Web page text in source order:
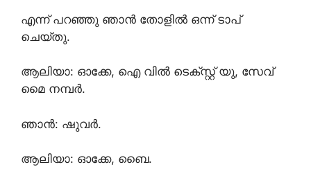
എന്ന് പറഞ്ഞു ഞാൻ തോളിൽ ഒന്ന് ടാപ്
ചെയ്തു.
ആലിയാ: ഓക്കേ, ഐ വിൽ ടെക്സ്റ്റ്‌ യു, സേവ്
മൈ നമ്പർ.
ഞാൻ: ഷുവർ.
ആലിയാ: ഓക്കേ, ബൈ.